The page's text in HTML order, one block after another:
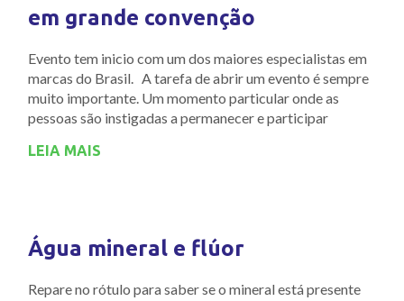
em grande convenção
Evento tem inicio com um dos maiores especialistas em
marcas do Brasil. A tarefa de abrir um evento é sempre
muito importante. Um momento particular onde as
pessoas são instigadas a permanecer e participar
LEIA MAIS
Água mineral e flúor
Repare no rótulo para saber se o mineral está presente